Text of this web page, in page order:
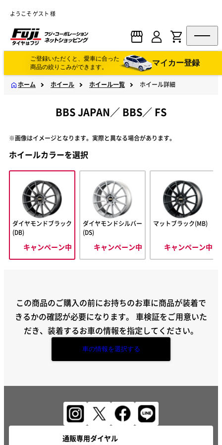
ようこそ ゲスト 様
ご登録いただくと、愛車に合った
商品の絞りこみができます。
マイカー登録
ホーム ホイール ホイール一覧 ホイール詳細
BBS JAPAN／ BBS／ FS
※画像はイメージとなります。実際と異なる場合があります。
ホイールカラーを選択
ダイヤモンドブラック
(DB)
キャンペーン中
ダイヤモンドシルバー
(DS)
キャンペーン中
マットブラック(MB)
キャンペーン中
この商品のご購入の前にお持ちのお車に商品が装着で
きるかの確認が必要になります。 車検証をご用意いた
だき、装着するお車の情報を指定してください。
車の情報を選択する
通販専用ダイヤル